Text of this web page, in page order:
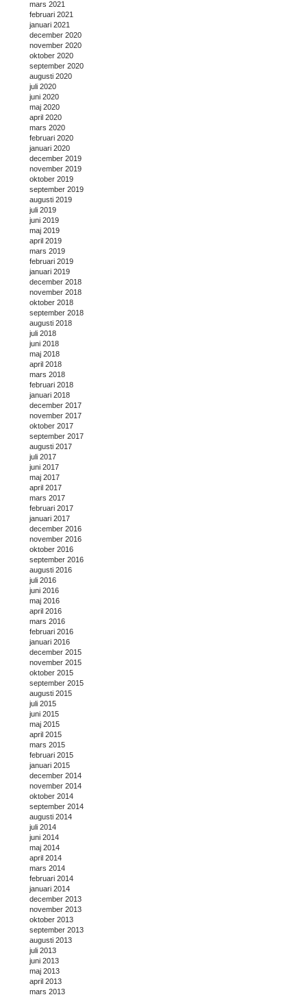
mars 2021
februari 2021
januari 2021
december 2020
november 2020
oktober 2020
september 2020
augusti 2020
juli 2020
juni 2020
maj 2020
april 2020
mars 2020
februari 2020
januari 2020
december 2019
november 2019
oktober 2019
september 2019
augusti 2019
juli 2019
juni 2019
maj 2019
april 2019
mars 2019
februari 2019
januari 2019
december 2018
november 2018
oktober 2018
september 2018
augusti 2018
juli 2018
juni 2018
maj 2018
april 2018
mars 2018
februari 2018
januari 2018
december 2017
november 2017
oktober 2017
september 2017
augusti 2017
juli 2017
juni 2017
maj 2017
april 2017
mars 2017
februari 2017
januari 2017
december 2016
november 2016
oktober 2016
september 2016
augusti 2016
juli 2016
juni 2016
maj 2016
april 2016
mars 2016
februari 2016
januari 2016
december 2015
november 2015
oktober 2015
september 2015
augusti 2015
juli 2015
juni 2015
maj 2015
april 2015
mars 2015
februari 2015
januari 2015
december 2014
november 2014
oktober 2014
september 2014
augusti 2014
juli 2014
juni 2014
maj 2014
april 2014
mars 2014
februari 2014
januari 2014
december 2013
november 2013
oktober 2013
september 2013
augusti 2013
juli 2013
juni 2013
maj 2013
april 2013
mars 2013